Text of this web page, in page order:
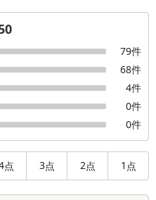
79件
68件
4件
0件
0件
点 3点 2点 1 点